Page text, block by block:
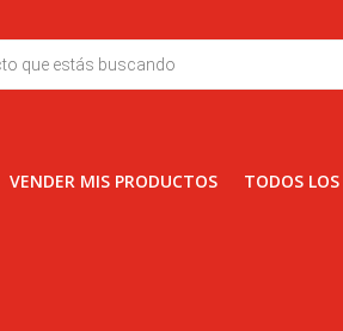
VENDER MIS PRODUCTOS TODOS